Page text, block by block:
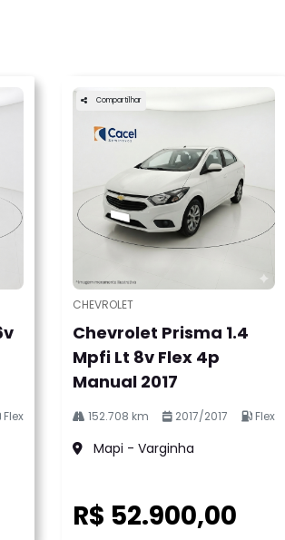
Flex
Compartilhar
CHEVROLET
Chevrolet Prisma 1.4
Mpfi Lt 8v Flex 4p
Manual 2017
152.708 km 2017/2017 Flex
Mapi - Varginha
R$ 52.900,00